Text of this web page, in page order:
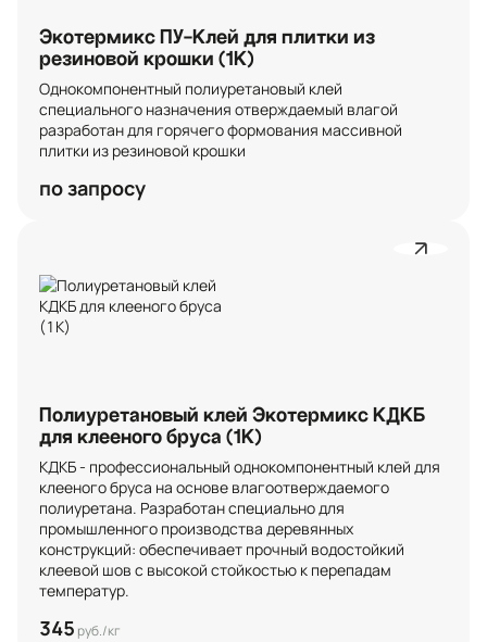
Экотермикс ПУ-Клей для плитки из
резиновой крошки (1К)
Однокомпонентный полиуретановый клей
специального назначения отверждаемый влагой
разработан для горячего формования массивной
плитки из резиновой крошки
по запросу
Полиуретановый клей Экотермикс КДКБ
для клееного бруса (1К)
КДКБ - профессиональный однокомпонентный клей для
клееного бруса на основе влагоотверждаемого
полиуретана. Разработан специально для
промышленного производства деревянных
конструкций: обеспечивает прочный водостойкий
клеевой шов с высокой стойкостью к перепадам
температур.
345 руб./кг